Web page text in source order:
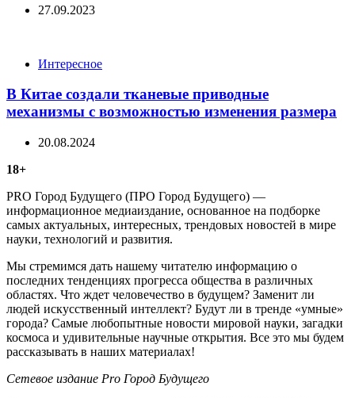
27.09.2023
CategoriesИнтересное
В Китае создали тканевые приводные
механизмы с возможностью изменения размера
20.08.2024
18+
PRO Город Будущего (ПРО Город Будущего) —
информационное медиаиздание, основанное на подборке
самых актуальных, интересных, трендовых новостей в мире
науки, технологий и развития.
Мы стремимся дать нашему читателю информацию о
последних тенденциях прогресса общества в различных
областях. Что ждет человечество в будущем? Заменит ли
людей искусственный интеллект? Будут ли в тренде «умные»
города? Самые любопытные новости мировой науки, загадки
космоса и удивительные научные открытия. Все это мы будем
рассказывать в наших материалах!
Сетевое издание Рrо Город Будущего